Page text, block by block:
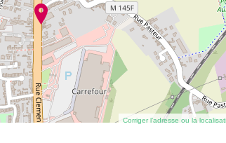
Corriger l’adresse ou la